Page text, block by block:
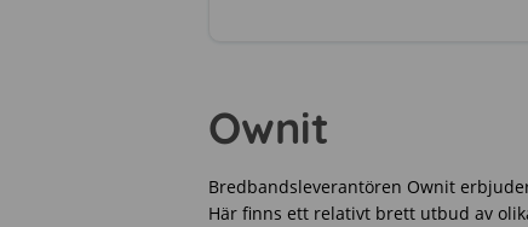
Ownit
Bredbandsleverantören Ownit
Här finns ett relativt brett utbud av